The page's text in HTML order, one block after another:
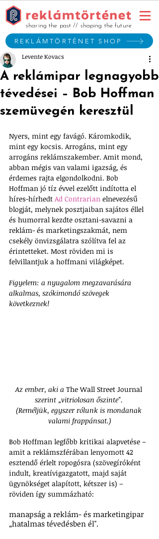
REKLÁMTÖRTÉNET SHOP
sharing the past // shaping the future
A reklámipar legnagyobb
tévedései – Bob Hoffman
szemüvegén keresztül
Levente Kovacs
Nyers, mint egy favágó. Káromkodik,
mint egy kocsis. Arrogáns, mint egy
arrogáns reklámszakember. Amit mond,
abban mégis van valami igazság, és
érdemes rajta elgondolkodni. Bob
Hoffman jó tíz évvel ezelőtt indította el
híres-hírhedt Ad Contrarian elnevezésű
blogját, melynek posztjaiban sajátos éllel
és humorral kezdte osztani-savazni a
reklám- és marketingszakmát, nem
csekély önvizsgálatra szólítva fel az
érintetteket. Most röviden mi is
felvillantjuk a hoffmani világképet.
Figyelem: a nyugalom megzavarására
alkalmas, szókimondó szövegek
következnek!
Az ember, aki a The Wall Street Journal
szerint „vitriolosan őszinte".
(Reméljük, egyszer rólunk is mondanak
valami frappánsat.)
Bob Hoffman legfőbb kritikai alapvetése –
amit a reklámszférában lenyomott 42
esztendő érlelt ropogósra (szövegíróként
indult, kreatívigazgatott, majd saját
ügynökséget alapított, kétszer is) –
röviden így summázható:
manapság a reklám- és marketingipar
„hatalmas tévedésben él".